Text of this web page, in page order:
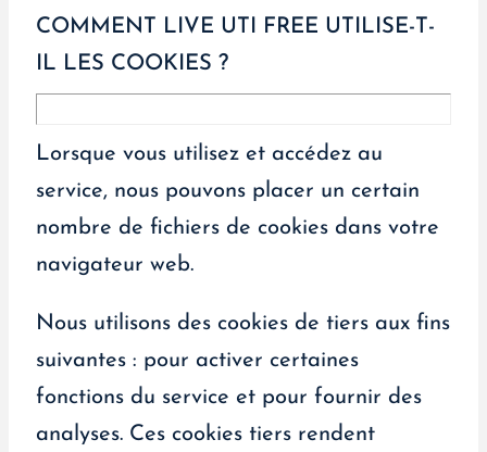
COMMENT LIVE UTI FREE UTILISE-T-
IL LES COOKIES ?
Lorsque vous utilisez et accédez au
service, nous pouvons placer un certain
nombre de fichiers de cookies dans votre
navigateur web.
Nous utilisons des cookies de tiers aux fins
suivantes : pour activer certaines
fonctions du service et pour fournir des
analyses. Ces cookies tiers rendent